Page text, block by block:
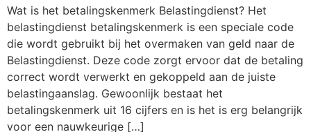
Wat is het betalingskenmerk Belastingdienst? Het
belastingdienst betalingskenmerk is een speciale code
die wordt gebruikt bij het overmaken van geld naar de
Belastingdienst. Deze code zorgt ervoor dat de betaling
correct wordt verwerkt en gekoppeld aan de juiste
belastingaanslag. Gewoonlijk bestaat het
betalingskenmerk uit 16 cijfers en is het is erg belangrijk
voor een nauwkeurige […]